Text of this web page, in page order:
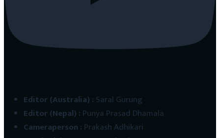
Editor (Australia) : Saral Gurung
Editor (Nepal) : Punya Prasad Dhamala
Cameraperson : Prakash Adhikari